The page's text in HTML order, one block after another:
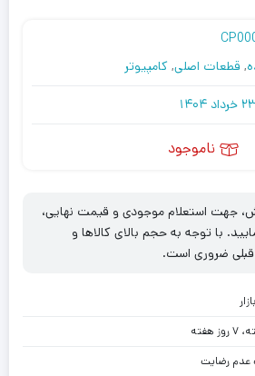
, قطعات اصلی, کامپیوتر
23 خرداد 1404
ناموجود
جهت استعلام موجودی و قیمت نهایی،
با توجه به حجم بالای کالاها و
قبلی ضروری است.
عدم رضایت